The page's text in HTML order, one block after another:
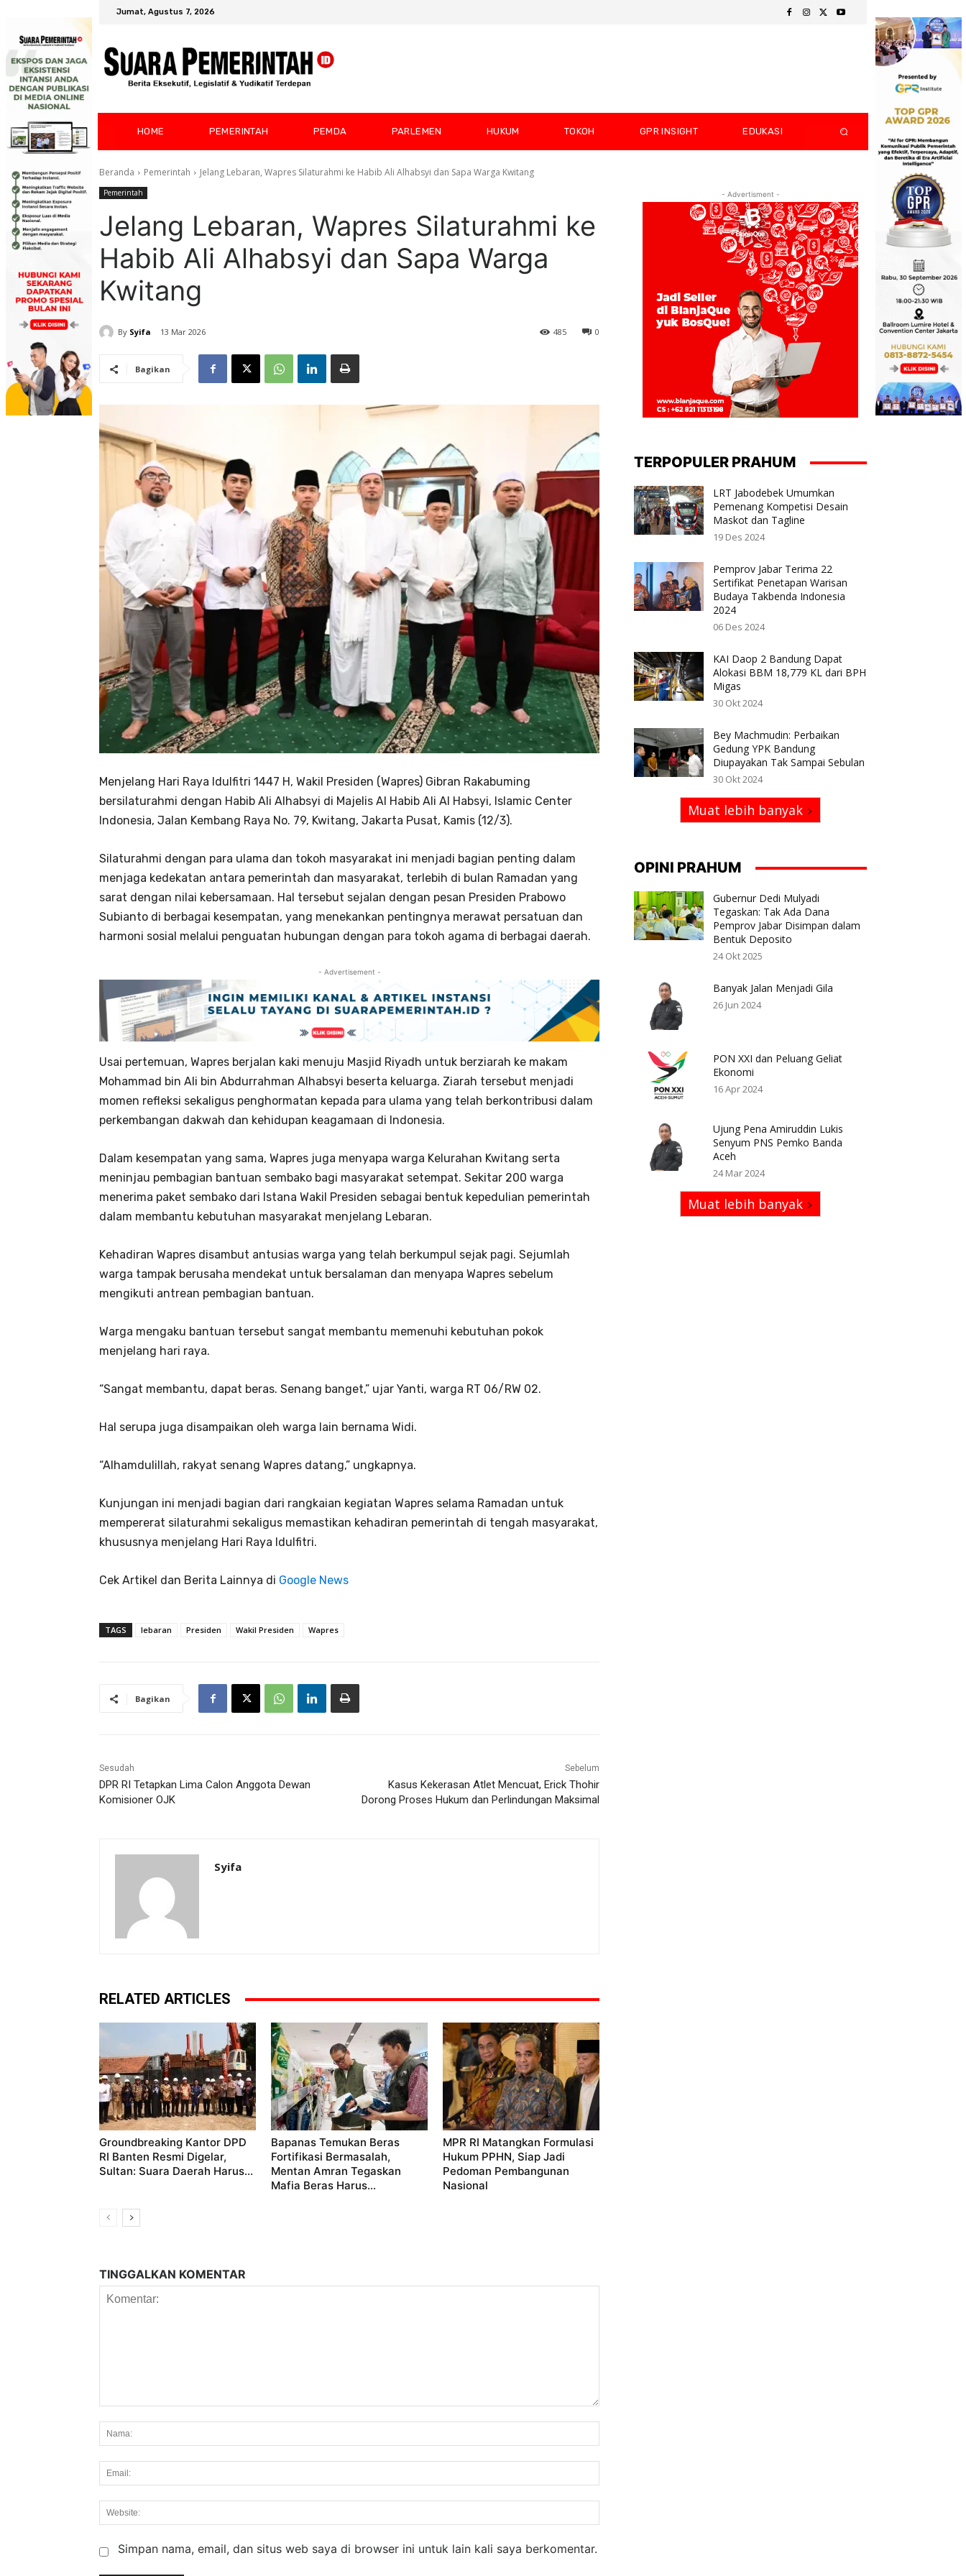
Jumat, Agustus 7, 2026
HOME PEMERINTAH PEMDA PARLEMEN HUKUM TOKOH GPR INSIGHT EDUKASI
Beranda Pemerintah Jelang Lebaran, Wapres Silaturahmi ke Habib Ali Alhabsyi dan Sapa Warga Kwitang
Pemerintah
Jelang Lebaran, Wapres Silaturahmi ke
Habib Ali Alhabsyi dan Sapa Warga
Kwitang
By Syifa 13 Mar 2026 0
485
Bagikan
Menjelang Hari Raya Idulfitri 1447 H, Wakil Presiden (Wapres) Gibran Rakabuming
bersilaturahmi dengan Habib Ali Alhabsyi di Majelis Al Habib Ali Al Habsyi, Islamic Center
Indonesia, Jalan Kembang Raya No. 79, Kwitang, Jakarta Pusat, Kamis (12/3).
Silaturahmi dengan para ulama dan tokoh masyarakat ini menjadi bagian penting dalam
menjaga kedekatan antara pemerintah dan masyarakat, terlebih di bulan Ramadan yang
sarat dengan nilai kebersamaan. Hal tersebut sejalan dengan pesan Presiden Prabowo
Subianto di berbagai kesempatan, yang menekankan pentingnya merawat persatuan dan
harmoni sosial melalui penguatan hubungan dengan para tokoh agama di berbagai daerah.
- Advertisement -
Usai pertemuan, Wapres berjalan kaki menuju Masjid Riyadh untuk berziarah ke makam
Mohammad bin Ali bin Abdurrahman Alhabsyi beserta keluarga. Ziarah tersebut menjadi
momen refleksi sekaligus penghormatan kepada para ulama yang telah berkontribusi dalam
perkembangan dakwah dan kehidupan keagamaan di Indonesia.
Dalam kesempatan yang sama, Wapres juga menyapa warga Kelurahan Kwitang serta
meninjau pembagian bantuan sembako bagi masyarakat setempat. Sekitar 200 warga
menerima paket sembako dari Istana Wakil Presiden sebagai bentuk kepedulian pemerintah
dalam membantu kebutuhan masyarakat menjelang Lebaran.
Kehadiran Wapres disambut antusias warga yang telah berkumpul sejak pagi. Sejumlah
warga tampak berusaha mendekat untuk bersalaman dan menyapa Wapres sebelum
mengikuti antrean pembagian bantuan.
Warga mengaku bantuan tersebut sangat membantu memenuhi kebutuhan pokok
menjelang hari raya.
“Sangat membantu, dapat beras. Senang banget,” ujar Yanti, warga RT 06/RW 02.
Hal serupa juga disampaikan oleh warga lain bernama Widi.
“Alhamdulillah, rakyat senang Wapres datang,” ungkapnya.
Kunjungan ini menjadi bagian dari rangkaian kegiatan Wapres selama Ramadan untuk
mempererat silaturahmi sekaligus memastikan kehadiran pemerintah di tengah masyarakat,
khususnya menjelang Hari Raya Idulfitri.
Cek Artikel dan Berita Lainnya di Google News
TAGS lebaran Presiden Wakil Presiden Wapres
Bagikan
Sesudah
DPR RI Tetapkan Lima Calon Anggota Dewan
Komisioner OJK
Sebelum
Kasus Kekerasan Atlet Mencuat, Erick Thohir
Dorong Proses Hukum dan Perlindungan Maksimal
Syifa
RELATED ARTICLES
Groundbreaking Kantor DPD
RI Banten Resmi Digelar,
Sultan: Suara Daerah Harus...
Bapanas Temukan Beras
Fortifikasi Bermasalah,
Mentan Amran Tegaskan
Mafia Beras Harus...
MPR RI Matangkan Formulasi
Hukum PPHN, Siap Jadi
Pedoman Pembangunan
Nasional
TINGGALKAN KOMENTAR
Simpan nama, email, dan situs web saya di browser ini untuk lain kali saya berkomentar.
- Advertisment -
TERPOPULER PRAHUM
LRT Jabodebek Umumkan
Pemenang Kompetisi Desain
Maskot dan Tagline
19 Des 2024
Pemprov Jabar Terima 22
Sertifikat Penetapan Warisan
Budaya Takbenda Indonesia
2024
06 Des 2024
KAI Daop 2 Bandung Dapat
Alokasi BBM 18,779 KL dari BPH
Migas
30 Okt 2024
Bey Machmudin: Perbaikan
Gedung YPK Bandung
Diupayakan Tak Sampai Sebulan
30 Okt 2024
Muat lebih banyak
OPINI PRAHUM
Gubernur Dedi Mulyadi
Tegaskan: Tak Ada Dana
Pemprov Jabar Disimpan dalam
Bentuk Deposito
24 Okt 2025
Banyak Jalan Menjadi Gila
26 Jun 2024
PON XXI dan Peluang Geliat
Ekonomi
16 Apr 2024
Ujung Pena Amiruddin Lukis
Senyum PNS Pemko Banda
Aceh
24 Mar 2024
Muat lebih banyak